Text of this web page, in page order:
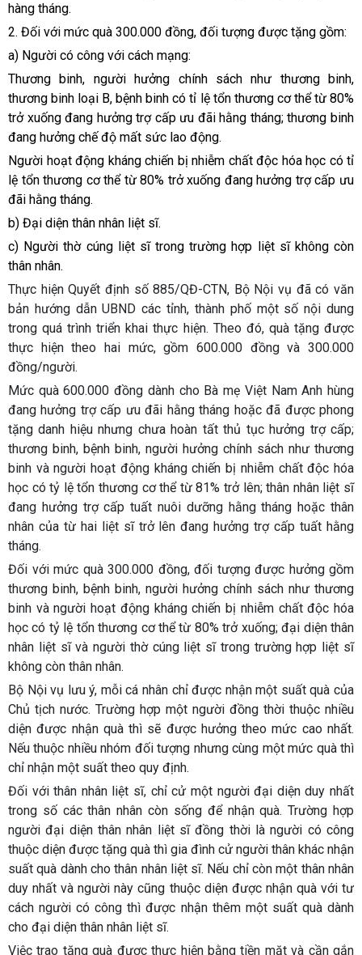
hàng tháng.
2. Đối với mức quà 300.000 đồng, đối tượng được tặng gồm:
a) Người có công với cách mạng:
Thương binh, người hưởng chính sách như thương binh,
thương binh loại B, bệnh binh có tỉ lệ tổn thương cơ thể từ 80%
trở xuống đang hưởng trợ cấp ưu đãi hằng tháng; thương binh
đang hưởng chế độ mất sức lao động.
Người hoạt động kháng chiến bị nhiễm chất độc hóa học có tỉ
lệ tổn thương cơ thể từ 80% trở xuống đang hưởng trợ cấp ưu
đãi hằng tháng.
b) Đại diện thân nhân liệt sĩ.
c) Người thờ cúng liệt sĩ trong trường hợp liệt sĩ không còn
thân nhân.
Thực hiện Quyết định số 885/QĐ-CTN, Bộ Nội vụ đã có văn
bản hướng dẫn UBND các tỉnh, thành phố một số nội dung
trong quá trình triển khai thực hiện. Theo đó, quà tặng được
thực hiện theo hai mức, gồm 600.000 đồng và 300.000
đồng/người.
Mức quà 600.000 đồng dành cho Bà mẹ Việt Nam Anh hùng
đang hưởng trợ cấp ưu đãi hằng tháng hoặc đã được phong
tặng danh hiệu nhưng chưa hoàn tất thủ tục hưởng trợ cấp;
thương binh, bệnh binh, người hưởng chính sách như thương
binh và người hoạt động kháng chiến bị nhiễm chất độc hóa
học có tỷ lệ tổn thương cơ thể từ 81% trở lên; thân nhân liệt sĩ
đang hưởng trợ cấp tuất nuôi dưỡng hằng tháng hoặc thân
nhân của từ hai liệt sĩ trở lên đang hưởng trợ cấp tuất hằng
tháng.
Đối với mức quà 300.000 đồng, đối tượng được hưởng gồm
thương binh, bệnh binh, người hưởng chính sách như thương
binh và người hoạt động kháng chiến bị nhiễm chất độc hóa
học có tỷ lệ tổn thương cơ thể từ 80% trở xuống; đại diện thân
nhân liệt sĩ và người thờ cúng liệt sĩ trong trường hợp liệt sĩ
không còn thân nhân.
Bộ Nội vụ lưu ý, mỗi cá nhân chỉ được nhận một suất quà của
Chủ tịch nước. Trường hợp một người đồng thời thuộc nhiều
diện được nhận quà thì sẽ được hưởng theo mức cao nhất.
Nếu thuộc nhiều nhóm đối tượng nhưng cùng một mức quà thì
chỉ nhận một suất theo quy định.
Đối với thân nhân liệt sĩ, chỉ cử một người đại diện duy nhất
trong số các thân nhân còn sống để nhận quà. Trường hợp
người đại diện thân nhân liệt sĩ đồng thời là người có công
thuộc diện được tặng quà thì gia đình cử người thân khác nhận
suất quà dành cho thân nhân liệt sĩ. Nếu chỉ còn một thân nhân
duy nhất và người này cũng thuộc diện được nhận quà với tư
cách người có công thì được nhận thêm một suất quà dành
cho đại diện thân nhân liệt sĩ.
Việc trao tặng quà được thực hiện bằng tiền mặt và cần gắn